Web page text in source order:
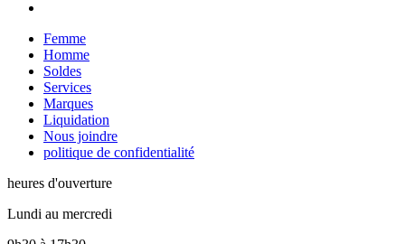
Femme
Homme
Soldes
Services
Marques
Liquidation
Nous joindre
politique de confidentialité
heures d'ouverture
Lundi au mercredi